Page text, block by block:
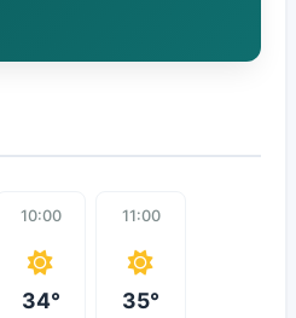
10:00
34°
11:00
35°